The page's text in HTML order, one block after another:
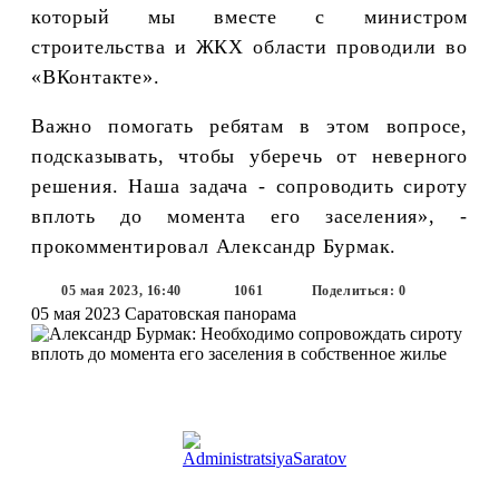
который мы вместе с министром
строительства и ЖКХ области проводили во
«ВКонтакте».
Важно помогать ребятам в этом вопросе,
подсказывать, чтобы уберечь от неверного
решения. Наша задача - сопроводить сироту
вплоть до момента его заселения», -
прокомментировал Александр Бурмак.
05 мая 2023, 16:40 1061 Поделиться: 0
05 мая 2023 Саратовская панорама